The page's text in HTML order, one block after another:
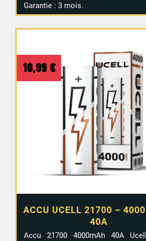
Garantie : 3 mois.
ACCU UCELL 21700 –
40A
10,99 €
Accu 21700 4000mAh 40A